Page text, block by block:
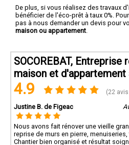
De plus, si vous réalisez des travaux
bénéficier de l'éco-prêt à taux 0%.
pas à nous demander un devis pour
maison ou appartement
SOCOREBAT, Entreprise
maison et d'appartement
4.9 (22 avis
Justine B. de Figeac
Nous avons fait rénover une vieille
reprise de murs en pierre,
Chantier bien organisé et résultat